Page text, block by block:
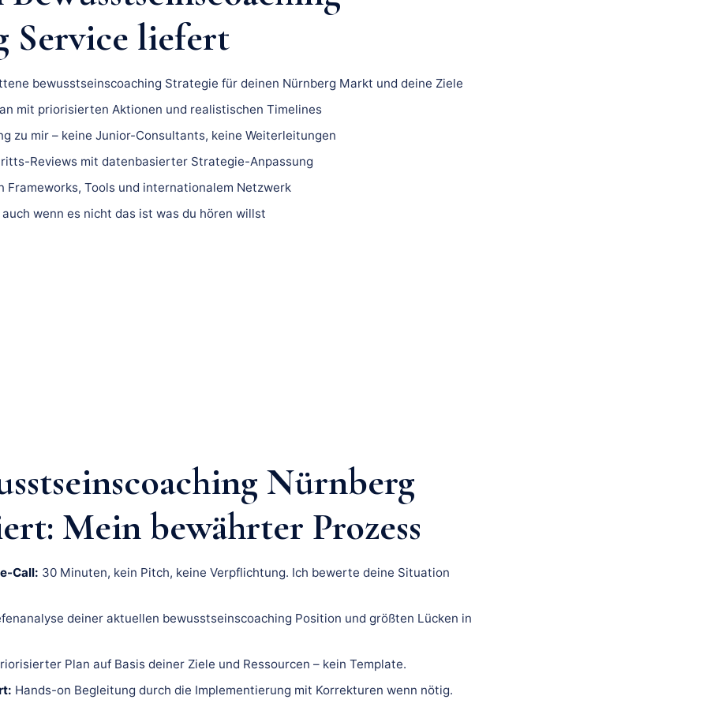
Service liefert
bewusstseinscoaching Strategie für deinen Nürnberg Markt und deine Ziele
mit priorisierten Aktionen und realistischen Timelines
zu mir – keine Junior-Consultants, keine Weiterleitungen
Reviews mit datenbasierter Strategie-Anpassung
Frameworks, Tools und internationalem Netzwerk
auch wenn es nicht das ist was du hören willst
Nürnberg
Mein bewährter Prozess
Call: 30 Minuten, kein Pitch, keine Verpflichtung. Ich bewerte deine Situation
deiner aktuellen bewusstseinscoaching Position und größten Lücken in
Plan auf Basis deiner Ziele und Ressourcen – kein Template.
Hands-on Begleitung durch die Implementierung mit Korrekturen wenn nötig.